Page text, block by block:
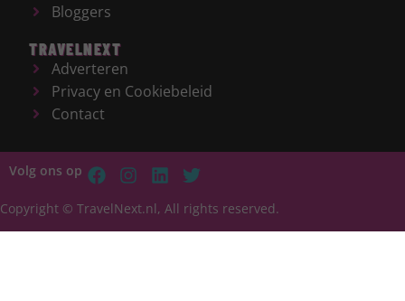
Bloggers
TRAVELNEXT
Adverteren
Privacy en Cookiebeleid
Contact
Volg ons op
Copyright © TravelNext.nl, All rights reserved.